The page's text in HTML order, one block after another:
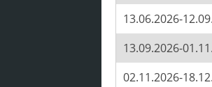
13.06.2026-
13.09.2026-
02.11.2026-